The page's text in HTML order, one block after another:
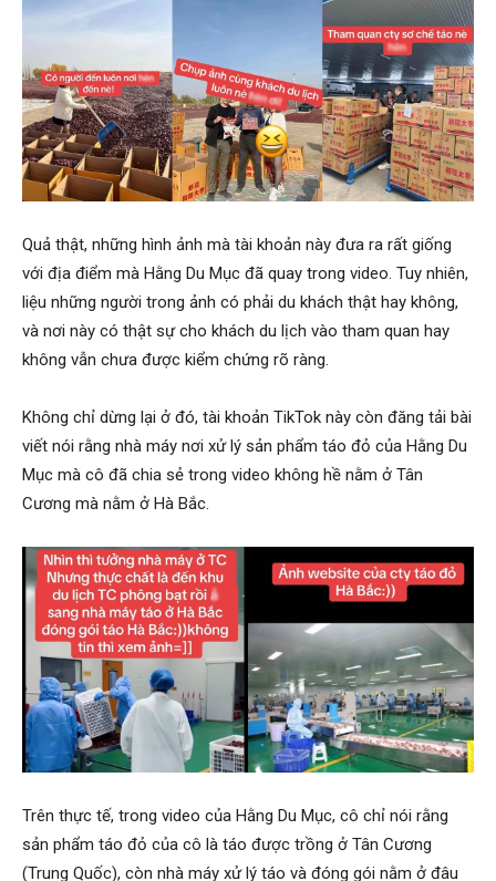
Quả thật, những hình ảnh mà tài khoản này đưa ra rất giống
với địa điểm mà Hằng Du Mục đã quay trong video. Tuy nhiên,
liệu những người trong ảnh có phải du khách thật hay không,
và nơi này có thật sự cho khách du lịch vào tham quan hay
không vẫn chưa được kiểm chứng rõ ràng.
Không chỉ dừng lại ở đó, tài khoản TikTok này còn đăng tải bài
viết nói rằng nhà máy nơi xử lý sản phẩm táo đỏ của Hằng Du
Mục mà cô đã chia sẻ trong video không hề nằm ở Tân
Cương mà nằm ở Hà Bắc.
Trên thực tế, trong video của Hằng Du Mục, cô chỉ nói rằng
sản phẩm táo đỏ của cô là táo được trồng ở Tân Cương
(Trung Quốc), còn nhà máy xử lý táo và đóng gói nằm ở đâu